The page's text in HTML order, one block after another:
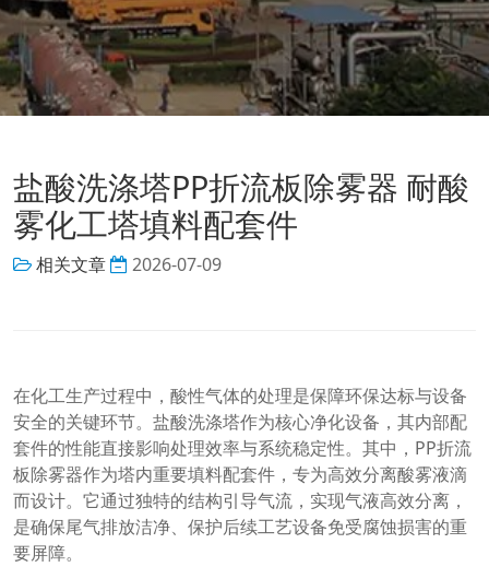
盐酸洗涤塔PP折流板除雾器 耐酸
雾化工塔填料配套件
相关文章 2026-07-09
在化工生产过程中，酸性气体的处理是保障环保达标与设备
安全的关键环节。盐酸洗涤塔作为核心净化设备，其内部配
套件的性能直接影响处理效率与系统稳定性。其中，PP折流
板除雾器作为塔内重要填料配套件，专为高效分离酸雾液滴
而设计。它通过独特的结构引导气流，实现气液高效分离，
是确保尾气排放洁净、保护后续工艺设备免受腐蚀损害的重
要屏障。